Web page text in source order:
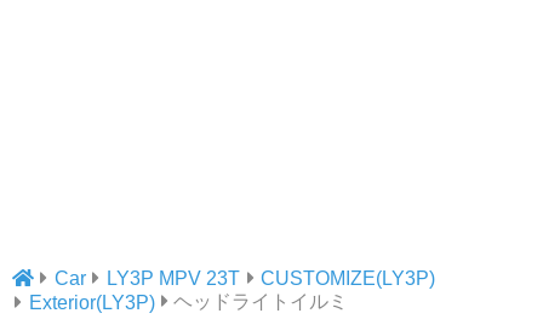
Car LY3P MPV 23T
CUSTOMIZE(LY3P)
Exterior(LY3P)
ヘッドライトイルミ